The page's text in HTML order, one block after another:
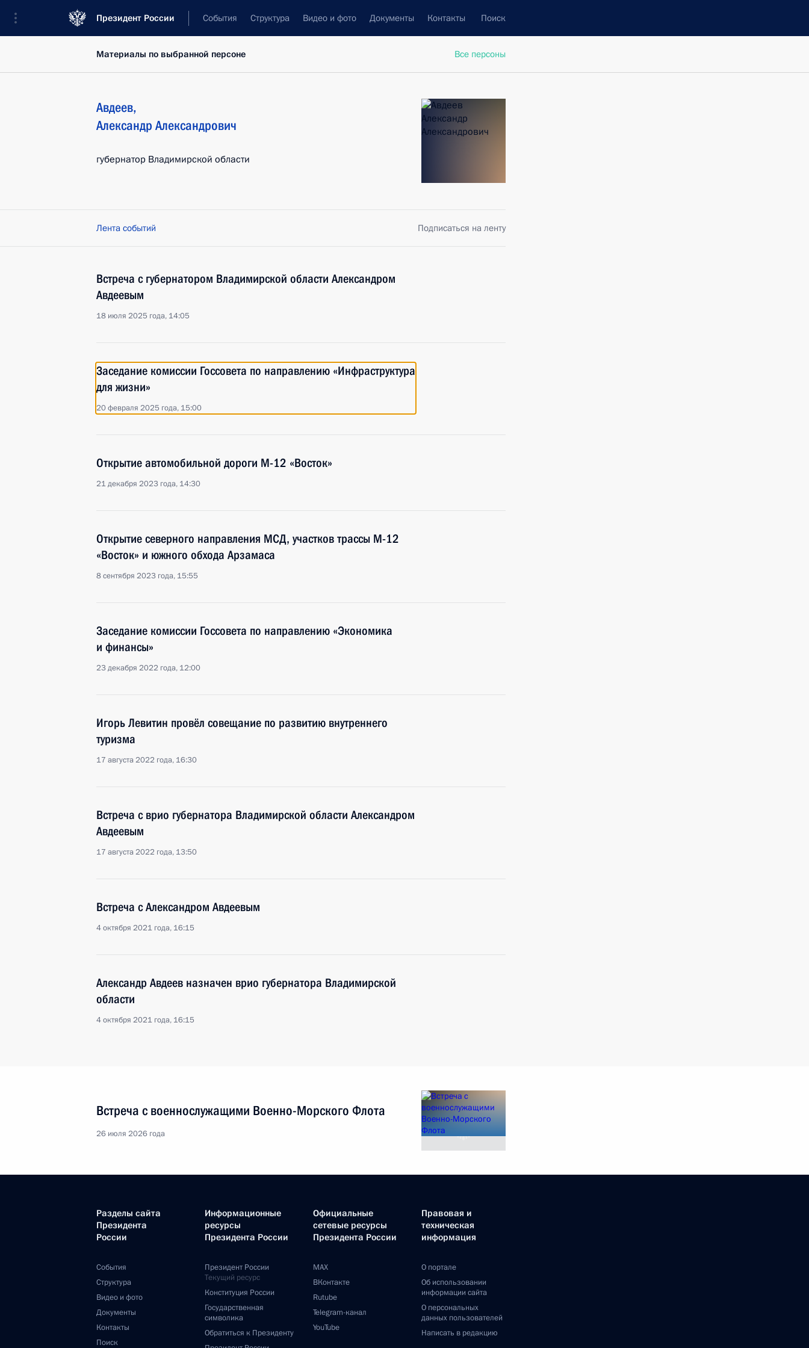
Президент России События Структура Видео и фото Документы Контакты Поиск
Все персоны
Материалы по выбранной персоне
Авдеев,
Александр Александрович
губернатор Владимирской области
Лента событий Подписаться на ленту
Встреча с губернатором Владимирской области Александром
Авдеевым
18 июля 2025 года, 14:05
Заседание комиссии Госсовета по направлению «Инфраструктура
для жизни»
20 февраля 2025 года, 15:00
Открытие автомобильной дороги М-12 «Восток»
21 декабря 2023 года, 14:30
Открытие северного направления МСД, участков трассы М-12
«Восток» и южного обхода Арзамаса
8 сентября 2023 года, 15:55
Заседание комиссии Госсовета по направлению «Экономика
и финансы»
23 декабря 2022 года, 12:00
Игорь Левитин провёл совещание по развитию внутреннего
туризма
17 августа 2022 года, 16:30
Встреча с врио губернатора Владимирской области Александром
Авдеевым
17 августа 2022 года, 13:50
Встреча с Александром Авдеевым
4 октября 2021 года, 16:15
Александр Авдеев назначен врио губернатора Владимирской
области
4 октября 2021 года, 16:15
Встреча с военнослужащими Военно-Морского Флота
26 июля 2026 года
Разделы сайта
Президента
России
События
Структура
Видео и фото
Документы
Контакты
Поиск
Информационные
ресурсы
Президента России
Президент России
Текущий ресурс
Конституция России
Государственная
символика
Обратиться к Президенту
Официальные
сетевые ресурсы
Президента России
MAX
ВКонтакте
Rutube
Telegram-канал
YouTube
Правовая и
техническая
информация
О портале
Об использовании
информации сайта
О персональных
данных пользователей
Написать в редакцию